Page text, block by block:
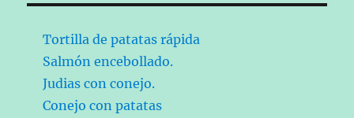
Tortilla de patatas rápida
Salmón encebollado.
Judias con conejo.
Conejo con patatas